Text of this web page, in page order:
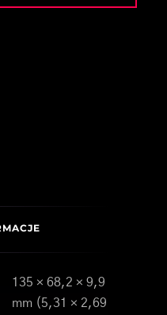
135 × 68,2 × 9,9
mm (5,31 × 2,69